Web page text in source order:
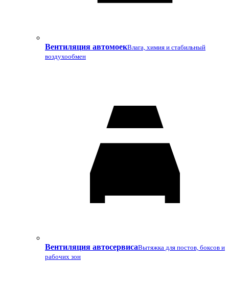
Вентиляция автомоекВлага, химия и стабильный
воздухообмен
Вентиляция автосервисаВытяжка для постов, боксов и
рабочих зон